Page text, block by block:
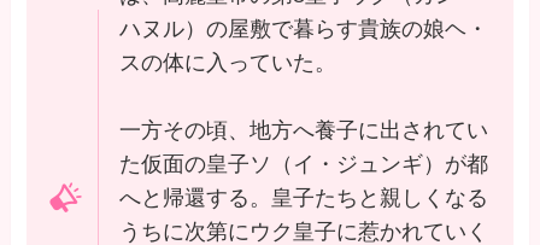
ハヌル）の屋敷で暮らす貴族の娘ヘ・
スの体に入っていた。
一方その頃、地方へ養子に出されてい
た仮面の皇子ソ（イ・ジュンギ）が都
へと帰還する。皇子たちと親しくなる
うちに次第にウク皇子に惹かれていく